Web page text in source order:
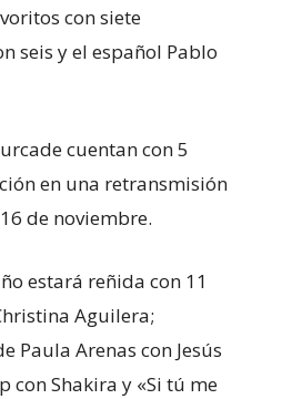
con siete
seis y el español Pablo
cuentan con 5
en una retransmisión
de noviembre.
estará reñida con 11
Aguilera;
Paula Arenas con Jesús
con Shakira y «Si tú me